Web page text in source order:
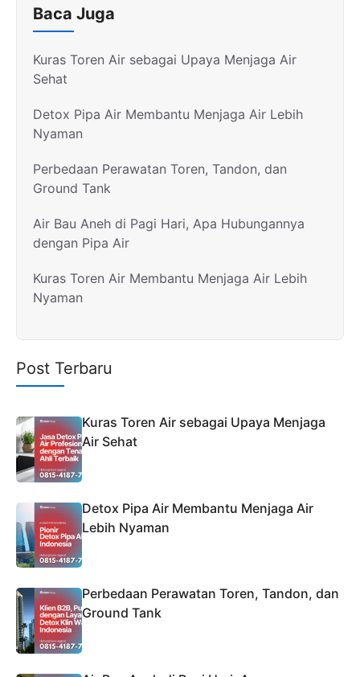
Baca Juga
Kuras Toren Air sebagai Upaya Menjaga Air
Sehat
Detox Pipa Air Membantu Menjaga Air Lebih
Nyaman
Perbedaan Perawatan Toren, Tandon, dan
Ground Tank
Air Bau Aneh di Pagi Hari, Apa Hubungannya
dengan Pipa Air
Kuras Toren Air Membantu Menjaga Air Lebih
Nyaman
Post Terbaru
Kuras Toren Air sebagai Upaya Menjaga
Air Sehat
Detox Pipa Air Membantu Menjaga Air
Lebih Nyaman
Perbedaan Perawatan Toren, Tandon, dan
Ground Tank